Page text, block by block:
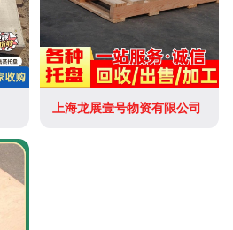
上海龙展壹号物资有限公司